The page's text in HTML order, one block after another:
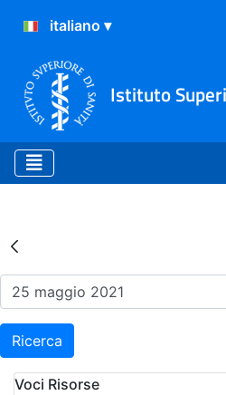
Istituto
Risultati della
Ricerca
Voci Risorse